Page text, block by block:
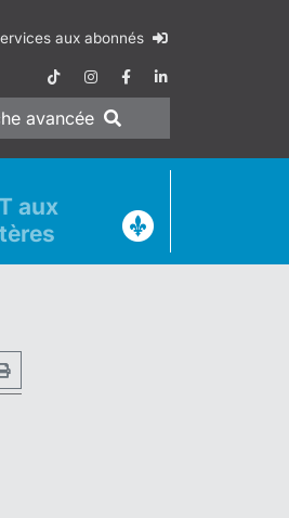
aux abonnés
avancée
aux